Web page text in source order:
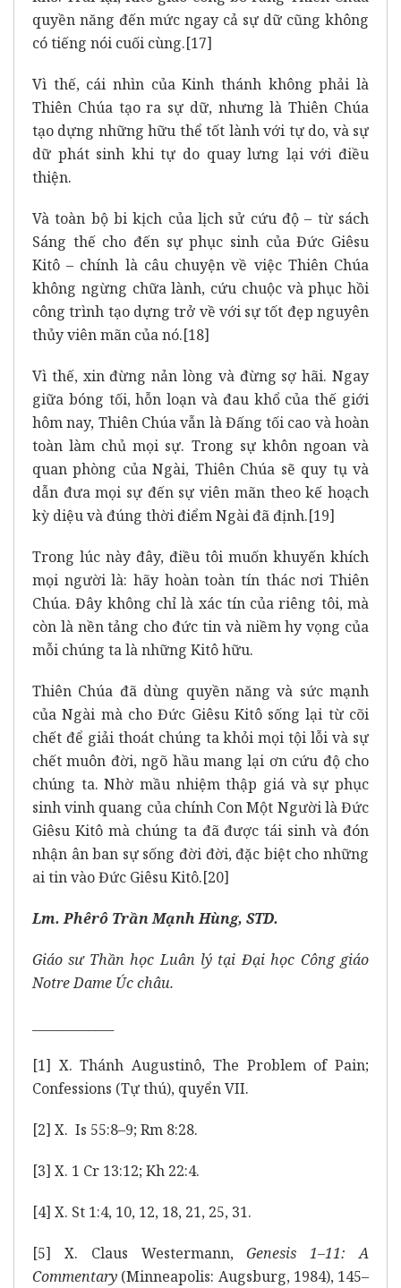
quyền năng đến mức ngay cả sự dữ cũng không
có tiếng nói cuối cùng.[17]
Vì thế, cái nhìn của Kinh thánh không phải là
Thiên Chúa tạo ra sự dữ, nhưng là Thiên Chúa
tạo dựng những hữu thể tốt lành với tự do, và sự
dữ phát sinh khi tự do quay lưng lại với điều
thiện.
Và toàn bộ bi kịch của lịch sử cứu độ – từ sách
Sáng thế cho đến sự phục sinh của Đức Giêsu
Kitô – chính là câu chuyện về việc Thiên Chúa
không ngừng chữa lành, cứu chuộc và phục hồi
công trình tạo dựng trở về với sự tốt đẹp nguyên
thủy viên mãn của nó.[18]
Vì thế, xin đừng nản lòng và đừng sợ hãi. Ngay
giữa bóng tối, hỗn loạn và đau khổ của thế giới
hôm nay, Thiên Chúa vẫn là Đấng tối cao và hoàn
toàn làm chủ mọi sự. Trong sự khôn ngoan và
quan phòng của Ngài, Thiên Chúa sẽ quy tụ và
dẫn đưa mọi sự đến sự viên mãn theo kế hoạch
kỳ diệu và đúng thời điểm Ngài đã định.[19]
Trong lúc này đây, điều tôi muốn khuyến khích
mọi người là: hãy hoàn toàn tín thác nơi Thiên
Chúa. Đây không chỉ là xác tín của riêng tôi, mà
còn là nền tảng cho đức tin và niềm hy vọng của
mỗi chúng ta là những Kitô hữu.
Thiên Chúa đã dùng quyền năng và sức mạnh
của Ngài mà cho Đức Giêsu Kitô sống lại từ cõi
chết để giải thoát chúng ta khỏi mọi tội lỗi và sự
chết muôn đời, ngõ hầu mang lại ơn cứu độ cho
chúng ta. Nhờ mầu nhiệm thập giá và sự phục
sinh vinh quang của chính Con Một Người là Đức
Giêsu Kitô mà chúng ta đã được tái sinh và đón
nhận ân ban sự sống đời đời, đặc biệt cho những
ai tin vào Đức Giêsu Kitô.[20]
Lm. Phêrô Trần Mạnh Hùng, STD.
Giáo sư Thần học Luân lý tại Đại học Công giáo
Notre Dame Úc châu.
[1] X. Thánh Augustinô, The Problem of Pain;
Confessions (Tự thú), quyển VII.
[2] X. Is 55:8–9; Rm 8:28.
[3] X. 1 Cr 13:12; Kh 22:4.
[4] X. St 1:4, 10, 12, 18, 21, 25, 31.
[5] X. Claus Westermann,Genesis 1–11: A
Commentary (Minneapolis: Augsburg, 1984), 145–